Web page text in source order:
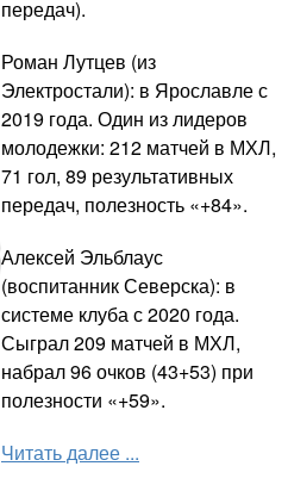
передач).
Роман Лутцев (из
Электростали): в Ярославле с
2019 года. Один из лидеров
молодежки: 212 матчей в МХЛ,
71 гол, 89 результативных
передач, полезность «+84».
Алексей Эльблаус
(воспитанник Северска): в
системе клуба с 2020 года.
Сыграл 209 матчей в МХЛ,
набрал 96 очков (43+53) при
полезности «+59».
Читать далее ...